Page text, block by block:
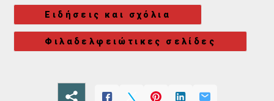
Ειδήσεις και σχόλια
Φιλαδελφειώτικες σελίδες